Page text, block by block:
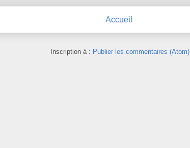
Accueil
Inscription à : Publier les commentaires (Atom)